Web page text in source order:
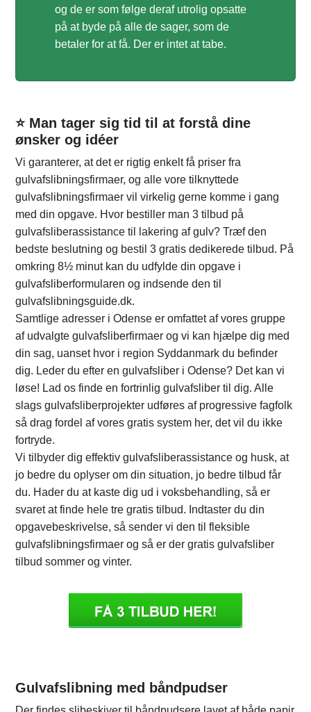
og de er som følge deraf utrolig opsatte
på at byde på alle de sager, som de
betaler for at få. Der er intet at tabe.
⭐ Man tager sig tid til at forstå dine
ønsker og idéer
Vi garanterer, at det er rigtig enkelt få priser fra
gulvafslibningsfirmaer, og alle vore tilknyttede
gulvafslibningsfirmaer vil virkelig gerne komme i gang
med din opgave. Hvor bestiller man 3 tilbud på
gulvafsliberassistance til lakering af gulv? Træf den
bedste beslutning og bestil 3 gratis dedikerede tilbud. På
omkring 8½ minut kan du udfylde din opgave i
gulvafsliberformularen og indsende den til
gulvafslibningsguide.dk.
Samtlige adresser i Odense er omfattet af vores gruppe
af udvalgte gulvafsliberfirmaer og vi kan hjælpe dig med
din sag, uanset hvor i region Syddanmark du befinder
dig. Leder du efter en gulvafsliber i Odense? Det kan vi
løse! Lad os finde en fortrinlig gulvafsliber til dig. Alle
slags gulvafsliberprojekter udføres af progressive fagfolk
så drag fordel af vores gratis system her, det vil du ikke
fortryde.
Vi tilbyder dig effektiv gulvafsliberassistance og husk, at
jo bedre du oplyser om din situation, jo bedre tilbud får
du. Hader du at kaste dig ud i voksbehandling, så er
svaret at finde hele tre gratis tilbud. Indtaster du din
opgavebeskrivelse, så sender vi den til fleksible
gulvafslibningsfirmaer og så er der gratis gulvafsliber
tilbud sommer og vinter.
Gulvafslibning med båndpudser